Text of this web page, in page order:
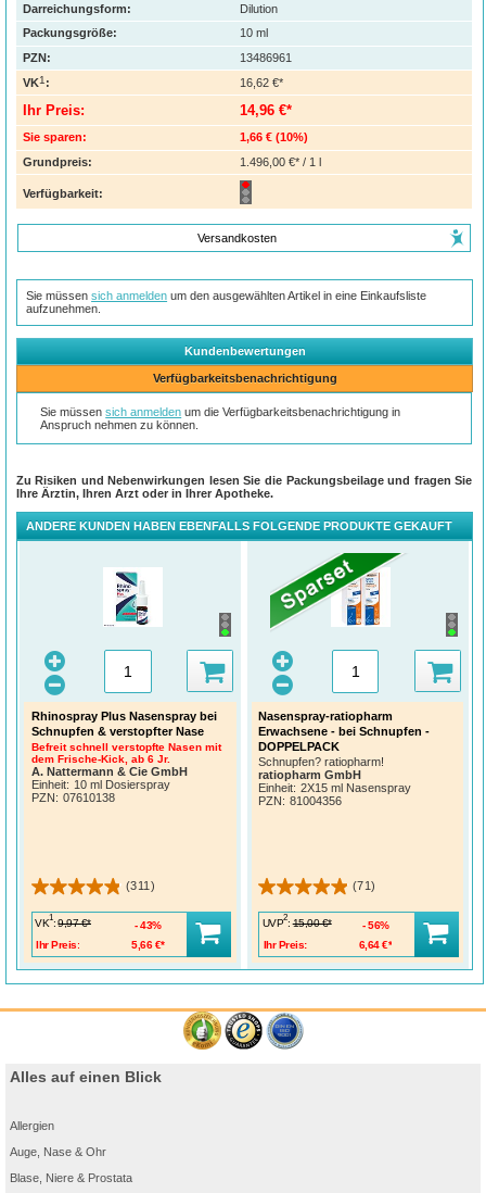
Darreichungsform:
Dilution
Packungsgröße:
10 ml
PZN:
13486961
VK1: 16,62 €*
Ihr Preis: 14,96 €*
Sie sparen: 1,66 € (10%)
Grundpreis:
1.496,00 €* / 1 l
Verfügbarkeit:
Versandkosten
Sie müssensich anmelden um den ausgewählten Artikel in eine Einkaufsliste
aufzunehmen.
Kundenbewertungen
Verfügbarkeitsbenachrichtigung
Sie müssensich anmelden um die Verfügbarkeitsbenachrichtigung in
Anspruch nehmen zu können.
Zu Risiken und Nebenwirkungen lesen Sie die Packungsbeilage und fragen Sie
Ihre Ärztin, Ihren Arzt oder in Ihrer Apotheke.
ANDERE KUNDEN HABEN EBENFALLS FOLGENDE PRODUKTE GEKAUFT
Rhinospray Plus Nasenspray bei
Schnupfen & verstopfter Nase
Befreit schnell verstopfte Nasen mit
dem Frische-Kick, ab 6 Jr.
A. Nattermann & Cie GmbH
Einheit: 10 ml Dosierspray
PZN : 07610138
(311)
VK
1
: 9,97 €*
Ihr Preis:
5,66 €*
43%
Nasenspray-ratiopharm
Erwachsene - bei Schnupfen -
DOPPELPACK
Schnupfen? ratiopharm!
ratiopharm GmbH
Einheit: 2X15 ml Nasenspray
PZN : 81004356
(71)
UVP
2
: 15,00 €*
Ihr Preis:
6,64 €*
56%
Alles auf einen Blick
Allergien
Auge, Nase & Ohr
Blase, Niere & Prostata